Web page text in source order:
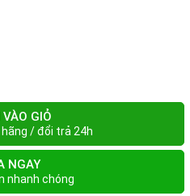
GIỎ
/ đổi trả 24h
NGAY
nhanh chóng